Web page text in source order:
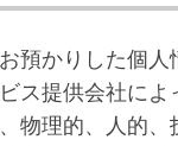
預かりした個人
ス提供会社によ
物理的、人的、